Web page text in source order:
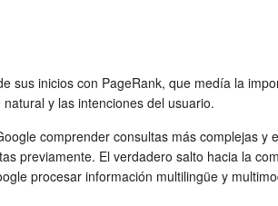
sus inicios con PageRank, que medía la
y las intenciones del usuario.
comprender consultas más complejas y
previamente. El verdadero salto hacia la
procesar información multilingüe y